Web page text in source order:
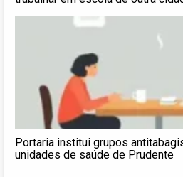
Portaria institui grupos
unidades de saúde de Prudente